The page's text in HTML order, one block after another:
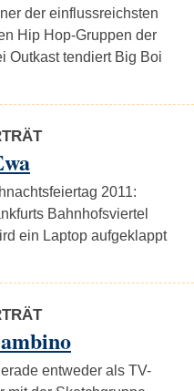
der einflussreichsten
Hip Hop-Gruppen der
Outkast tendiert Big Boi
2011:
Bahnhofsviertel
ein Laptop aufgeklappt
entweder als TV-